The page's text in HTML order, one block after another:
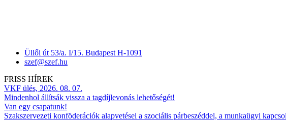
Üllői út 53/a. I/15. Budapest H-1091
szef@szef.hu
FRISS HÍREK
VKF ülés, 2026. 08. 07.
Mindenhol állítsák vissza a tagdíjlevonás lehetőségét!
Van egy csapatunk!
Szakszervezeti konföderációk alapvetései a szociális párbeszéddel, a munkaügyi